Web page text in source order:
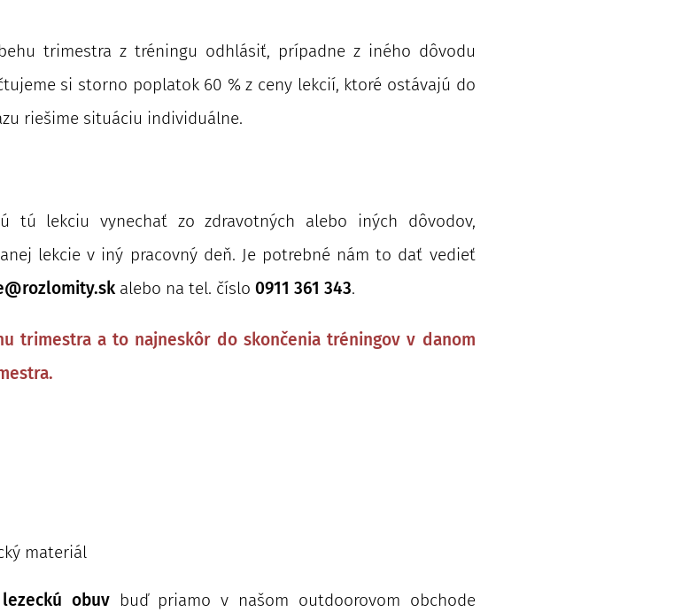
trimestra z tréningu odhlásiť, prípadne z iného dôvodu
si storno poplatok 60 % z ceny lekcií, ktoré ostávajú do
riešime situáciu individuálne.
tú lekciu vynechať zo zdravotných alebo iných dôvodov,
lekcie v iný pracovný deň. Je potrebné nám to dať vedieť
alebo na tel. číslo 0911 361 343.
trimestra a to najneskôr do skončenia tréningov v danom
materiál
obuvbuď priamo v našom outdoorovom obchode